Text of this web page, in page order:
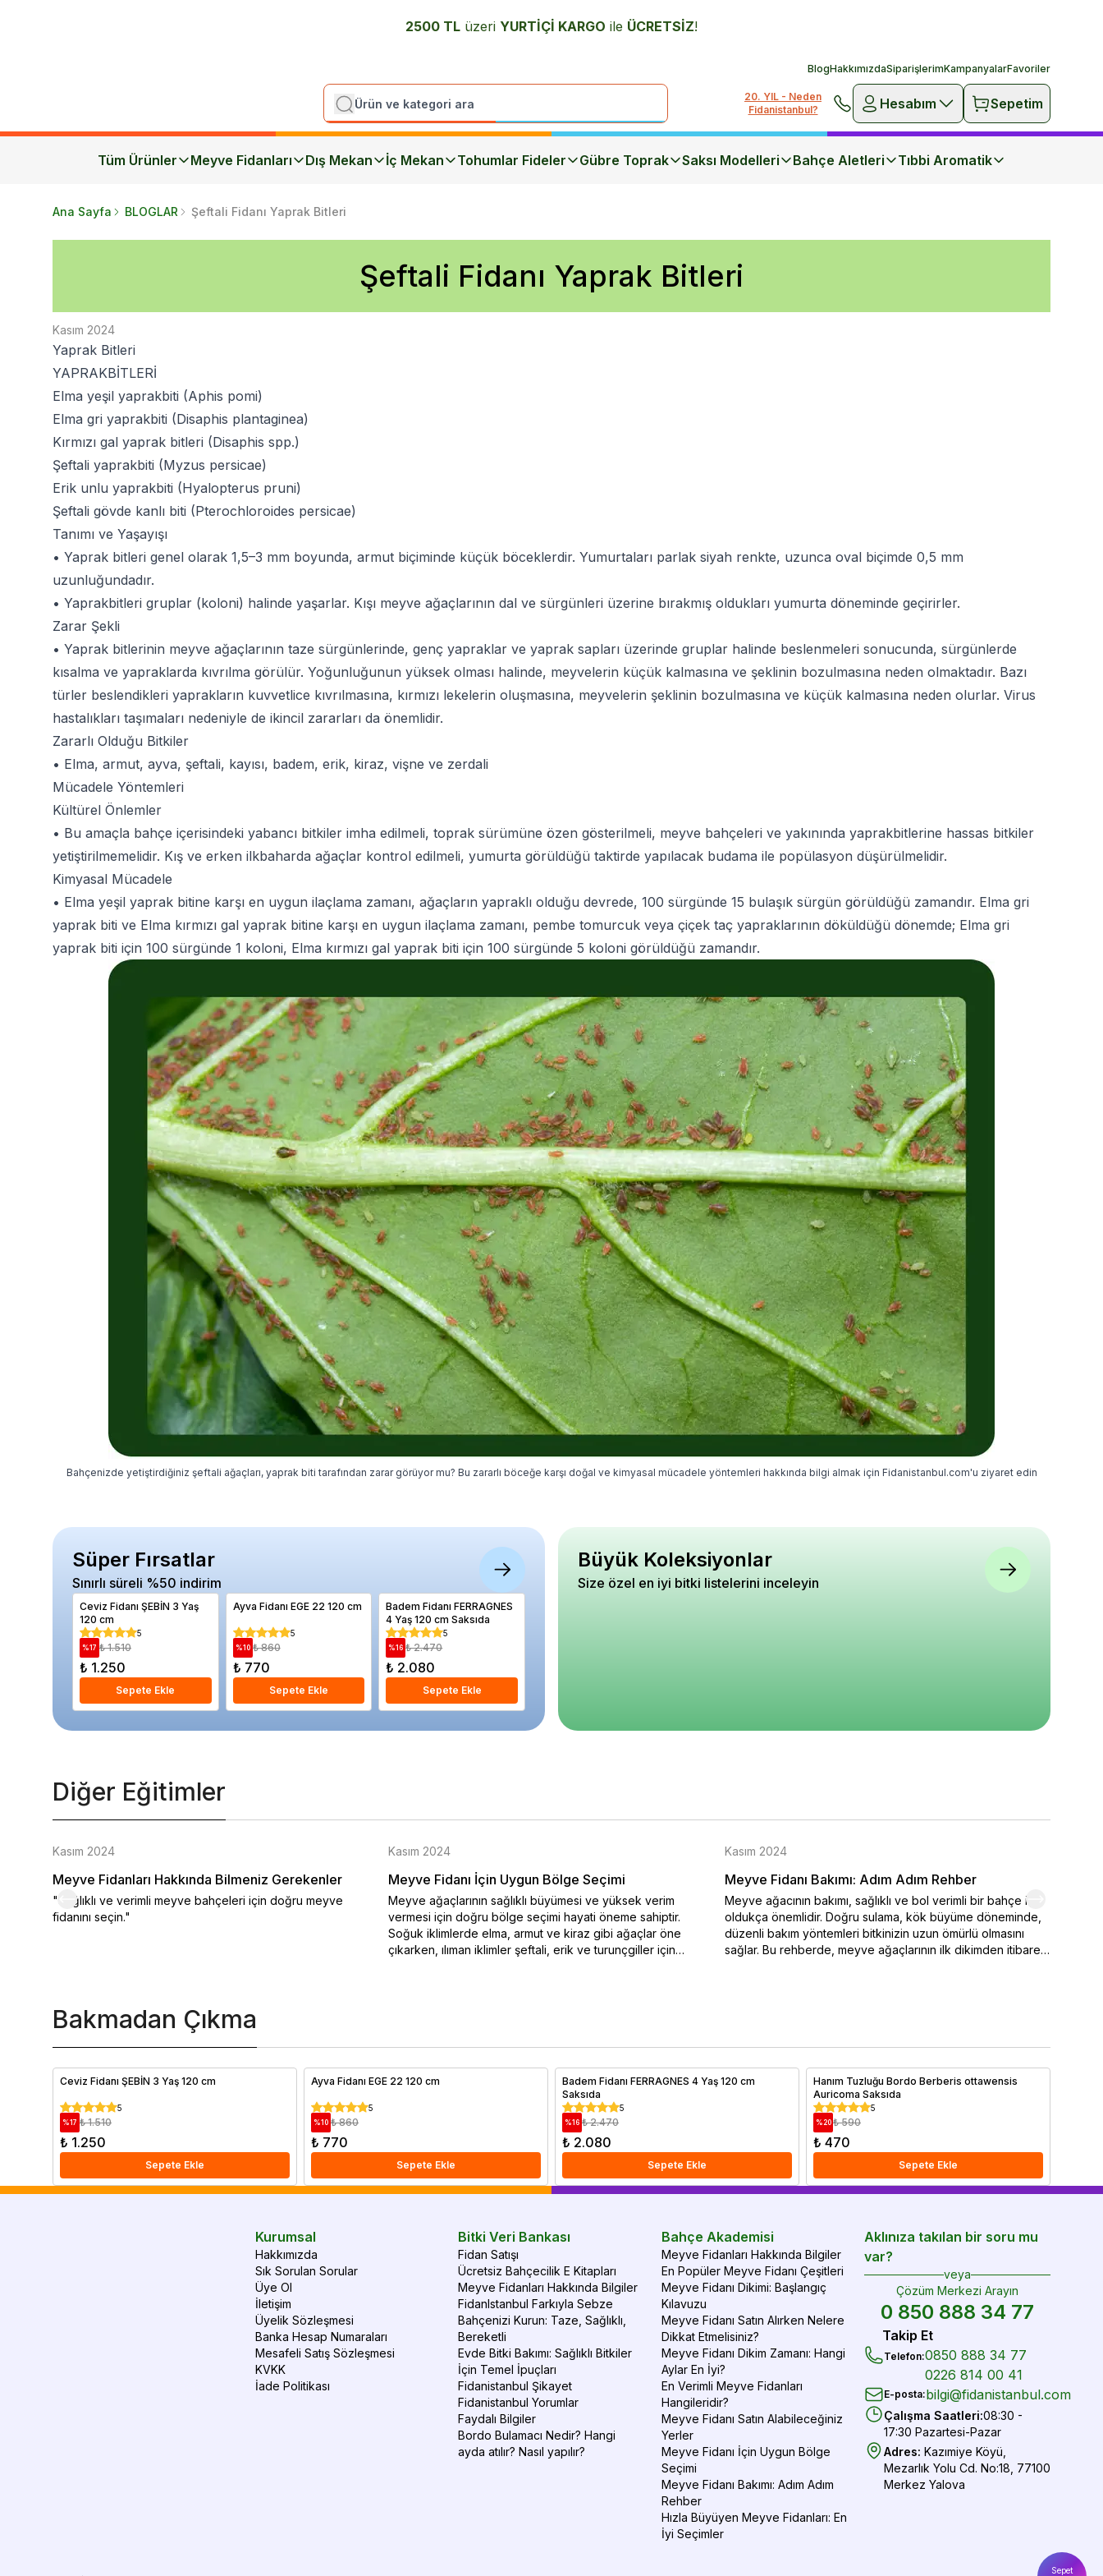
2500 TL üzeri YURTİÇİ KARGO ile ÜCRETSİZ!
BlogHakkımızdaSiparişlerimKampanyalarFavoriler
20. YIL - Neden
Fidanistanbul?
Hesabım Sepetim
Tüm Ürünler Meyve Fidanları Dış Mekan İç Mekan Tohumlar Fideler Gübre Toprak Saksı Modelleri Bahçe Aletleri Tıbbi Aromatik
Sepet
Ana Sayfa BLOGLAR Şeftali Fidanı Yaprak Bitleri
Şeftali Fidanı Yaprak Bitleri
Kasım 2024
Yaprak Bitleri
YAPRAKBİTLERİ
Elma yeşil yaprakbiti (Aphis pomi)
Elma gri yaprakbiti (Disaphis plantaginea)
Kırmızı gal yaprak bitleri (Disaphis spp.)
Şeftali yaprakbiti (Myzus persicae)
Erik unlu yaprakbiti (Hyalopterus pruni)
Şeftali gövde kanlı biti (Pterochloroides persicae)
Tanımı ve Yaşayışı
• Yaprak bitleri genel olarak 1,5–3 mm boyunda, armut biçiminde küçük böceklerdir. Yumurtaları parlak siyah renkte, uzunca oval biçimde 0,5 mm
uzunluğundadır.
• Yaprakbitleri gruplar (koloni) halinde yaşarlar. Kışı meyve ağaçlarının dal ve sürgünleri üzerine bırakmış oldukları yumurta döneminde geçirirler.
Zarar Şekli
• Yaprak bitlerinin meyve ağaçlarının taze sürgünlerinde, genç yapraklar ve yaprak sapları üzerinde gruplar halinde beslenmeleri sonucunda, sürgünlerde
kısalma ve yapraklarda kıvrılma görülür. Yoğunluğunun yüksek olması halinde, meyvelerin küçük kalmasına ve şeklinin bozulmasına neden olmaktadır. Bazı
türler beslendikleri yaprakların kuvvetlice kıvrılmasına, kırmızı lekelerin oluşmasına, meyvelerin şeklinin bozulmasına ve küçük kalmasına neden olurlar. Virus
hastalıkları taşımaları nedeniyle de ikincil zararları da önemlidir.
Zararlı Olduğu Bitkiler
• Elma, armut, ayva, şeftali, kayısı, badem, erik, kiraz, vişne ve zerdali
Mücadele Yöntemleri
Kültürel Önlemler
• Bu amaçla bahçe içerisindeki yabancı bitkiler imha edilmeli, toprak sürümüne özen gösterilmeli, meyve bahçeleri ve yakınında yaprakbitlerine hassas bitkiler
yetiştirilmemelidir. Kış ve erken ilkbaharda ağaçlar kontrol edilmeli, yumurta görüldüğü taktirde yapılacak budama ile popülasyon düşürülmelidir.
Kimyasal Mücadele
• Elma yeşil yaprak bitine karşı en uygun ilaçlama zamanı, ağaçların yapraklı olduğu devrede, 100 sürgünde 15 bulaşık sürgün görüldüğü zamandır. Elma gri
yaprak biti ve Elma kırmızı gal yaprak bitine karşı en uygun ilaçlama zamanı, pembe tomurcuk veya çiçek taç yapraklarının döküldüğü dönemde; Elma gri
yaprak biti için 100 sürgünde 1 koloni, Elma kırmızı gal yaprak biti için 100 sürgünde 5 koloni görüldüğü zamandır.
Bahçenizde yetiştirdiğiniz şeftali ağaçları, yaprak biti tarafından zarar görüyor mu? Bu zararlı böceğe karşı doğal ve kimyasal mücadele yöntemleri hakkında bilgi almak için Fidanistanbul.com'u ziyaret edin
Süper Fırsatlar
Sınırlı süreli %50 indirim
Ceviz Fidanı ŞEBİN 3 Yaş
120 cm
5
%17 ₺ 1.510
₺ 1.250
Sepete Ekle
Ayva Fidanı EGE 22 120 cm
5
%10 ₺ 860
₺ 770
Sepete Ekle
Badem Fidanı FERRAGNES
4 Yaş 120 cm Saksıda
5
%16 ₺ 2.470
₺ 2.080
Sepete Ekle
Büyük Koleksiyonlar
Size özel en iyi bitki listelerini inceleyin
Diğer Eğitimler
Kasım 2024
Meyve Fidanları Hakkında Bilmeniz Gerekenler
"Sağlıklı ve verimli meyve bahçeleri için doğru meyve
fidanını seçin."
Kasım 2024
Meyve Fidanı İçin Uygun Bölge Seçimi
Meyve ağaçlarının sağlıklı büyümesi ve yüksek verim
vermesi için doğru bölge seçimi hayati öneme sahiptir.
Soğuk iklimlerde elma, armut ve kiraz gibi ağaçlar öne
çıkarken, ılıman iklimler şeftali, erik ve turunçgiller için
verimli ve sağlıklı meyve hasadı elde edebilirsiniz.
Kasım 2024
Meyve Fidanı Bakımı: Adım Adım Rehber
Meyve ağacının bakımı, sağlıklı ve bol verimli bir bahçe için
oldukça önemlidir. Doğru sulama, kök büyüme döneminde,
düzenli bakım yöntemleri bitkinizin uzun ömürlü olmasını
sağlar. Bu rehberde, meyve ağaçlarının ilk dikimden itibaren
almak için ipuçlarımızı hemen bitiriyoruz!
Bakmadan Çıkma
Ceviz Fidanı ŞEBİN 3 Yaş 120 cm
5
%17 ₺ 1.510
₺ 1.250
Sepete Ekle
Ayva Fidanı EGE 22 120 cm
5
%10 ₺ 860
₺ 770
Sepete Ekle
Badem Fidanı FERRAGNES 4 Yaş 120 cm
Saksıda
5
%16 ₺ 2.470
₺ 2.080
Sepete Ekle
Hanım Tuzluğu Bordo Berberis ottawensis
Auricoma Saksıda
5
% 20 ₺ 590
₺ 470
Sepete Ekle
Kurumsal
Hakkımızda
Sık Sorulan Sorular
Üye Ol
İletişim
Üyelik Sözleşmesi
Banka Hesap Numaraları
Mesafeli Satış Sözleşmesi
KVKK
İade Politikası
Bitki Veri Bankası
Fidan Satışı
Ücretsiz Bahçecilik E Kitapları
Meyve Fidanları Hakkında Bilgiler
FidanIstanbul Farkıyla Sebze
Bahçenizi Kurun: Taze, Sağlıklı,
Bereketli
Evde Bitki Bakımı: Sağlıklı Bitkiler
İçin Temel İpuçları
Fidanistanbul Şikayet
Fidanistanbul Yorumlar
Faydalı Bilgiler
Bordo Bulamacı Nedir? Hangi
ayda atılır? Nasıl yapılır?
Bahçe Akademisi
Meyve Fidanları Hakkında Bilgiler
En Popüler Meyve Fidanı Çeşitleri
Meyve Fidanı Dikimi: Başlangıç
Kılavuzu
Meyve Fidanı Satın Alırken Nelere
Dikkat Etmelisiniz?
Meyve Fidanı Dikim Zamanı: Hangi
Aylar En İyi?
En Verimli Meyve Fidanları
Hangileridir?
Meyve Fidanı Satın Alabileceğiniz
Yerler
Meyve Fidanı İçin Uygun Bölge
Seçimi
Meyve Fidanı Bakımı: Adım Adım
Rehber
Hızla Büyüyen Meyve Fidanları: En
İyi Seçimler
Aklınıza takılan bir soru mu
var?
veya
Çözüm Merkezi Arayın
0 850 888 34 77
Takip Et
Telefon:0850 888 34 77
0226 814 00 41
E-posta:bilgi@fidanistanbul.com
Çalışma Saatleri:08:30 -
17:30 Pazartesi-Pazar
Adres: Kazımiye Köyü,
Mezarlık Yolu Cd. No:18, 77100
Merkez Yalova